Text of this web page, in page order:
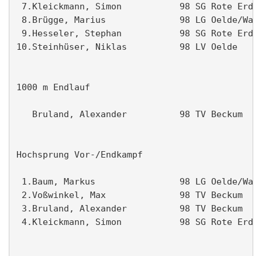
7.Kleickmann, Simon           98 SG Rote
8.Brügge, Marius              98 LG
9.Hesseler, Stephan           98 SG Rote
10.Steinhüser, Niklas          98 LV
1000 m Endlauf
Bruland, Alexander          98 TV Beckum
Hochsprung Vor-/Endkampf
1.Baum, Markus                98 LG Oelde/
2.Voßwinkel, Max              98 TV
3.Bruland, Alexander          98 TV
4.Kleickmann, Simon           98 SG Rote